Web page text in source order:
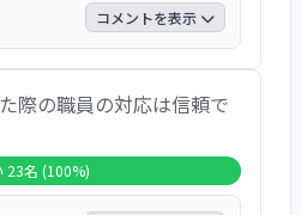
りませんでした。
コメントを表示
い」と答えた方が全体の
ちらともいえない」が
0％、「無回答＋非該
でした。自由記述欄に
りませんでした。
際の職員の対応は信頼で
23名 (100%)